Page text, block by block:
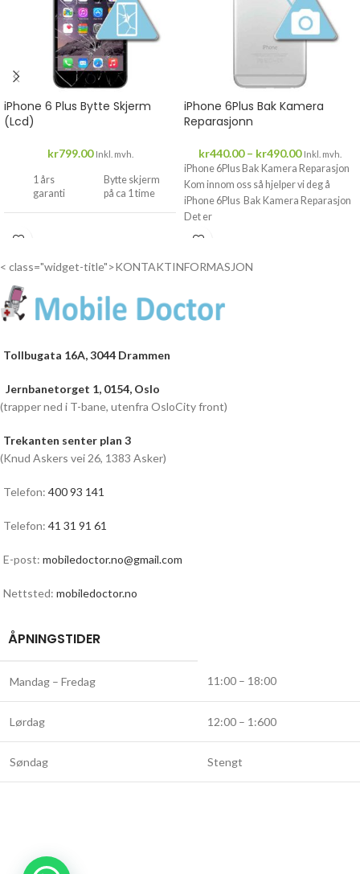
iPhone 6 Plus Bytte Skjerm
(Lcd)
kr799.00 Inkl. mvh.
1 års
garanti
Bytte skjerm
på ca 1 time
iPhone 6Plus Bak Kamera
Reparasjonn
kr440.00 – kr490.00 Inkl. mvh.
iPhone 6Plus Bak Kamera Reparasjon
Kom innom oss så hjelper vi deg å
iPhone 6Plus Bak Kamera Reparasjon
Det er
< class="widget-title">KONTAKTINFORMASJON
Tollbugata 16A, 3044 Drammen
Jernbanetorget 1, 0154, Oslo
(trapper ned i T-bane, utenfra OsloCity front)
Trekanten senter plan 3
(Knud Askers vei 26, 1383 Asker)
Telefon: 400 93 141
Telefon: 41 31 91 61
E-post: mobiledoctor.no@gmail.com
Nettsted: mobiledoctor.no
ÅPNINGSTIDER
Mandag – Fredag 11:00 – 18:00
Lørdag 12:00 – 1:600
Søndag Stengt